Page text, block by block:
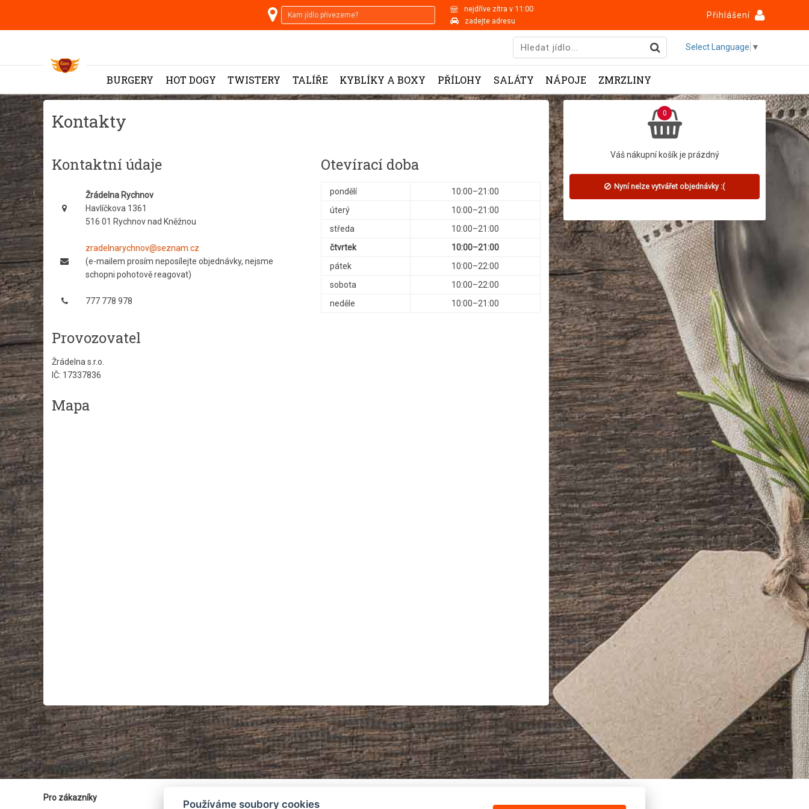
nejdříve zítra v 11:00
zadejte adresu
Přihlášení
Select Language ▼
BURGERY HOT DOGY TWISTERY TALÍŘE KYBLÍKY A BOXY PŘÍLOHY SALÁTY NÁPOJE ZMRZLINY
Kontakty
Kontaktní údaje
Žrádelna Rychnov
Havlíčkova 1361
516 01 Rychnov nad Kněžnou
zradelnarychnov@seznam.cz
(e-mailem prosím neposílejte objednávky, nejsme
schopni pohotově reagovat)
777 778 978
Otevírací doba
pondělí
10:00–21:00
úterý
10:00–21:00
středa
10:00–21:00
čtvrtek
10:00–21:00
pátek
10:00–22:00
sobota
10:00–22:00
neděle
10:00–21:00
Provozovatel
Žrádelna s.r.o.
IČ: 17337836
Mapa
0
Váš nákupní košík je prázdný
Nyní nelze vytvářet objednávky :(
Pro zákazníky
Používáme soubory cookies